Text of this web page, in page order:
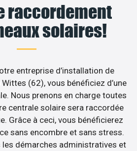
raccordement
solaires!
entreprise d’installation de
(62), vous bénéficiez d’une
Nous prenons en charge toutes
centrale solaire sera raccordée
Grâce à ceci, vous bénéficierez
sans encombre et sans stress.
démarches administratives et